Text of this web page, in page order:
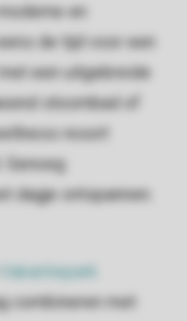
en
de tijd voor een
met een uitgebreide
stoombad of
resort
. Genoeg
dagje ontspannen.
Vakantiepark
combineren met